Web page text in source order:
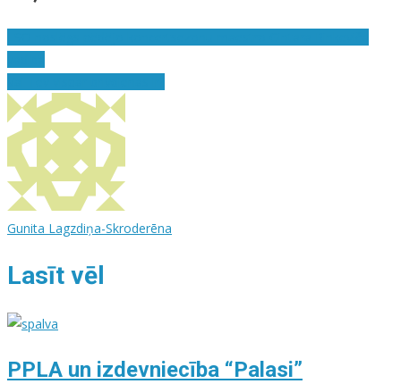
Gunita Lagzdiņa-Skroderēna
Lasīt vēl
PPLA un izdevniecība “Palasi”